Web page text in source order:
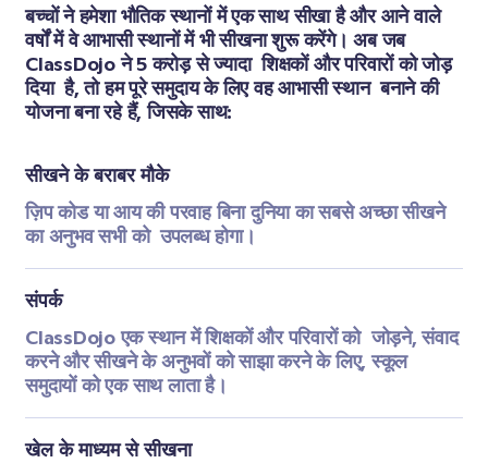
बच्चों ने हमेशा भौतिक स्थानों में एक साथ सीखा है और आने वाले
वर्षों में वे आभासी स्थानों में भी सीखना शुरू करेंगे। अब जब
ClassDojo ने 5 करोड़ से ज्यादा  शिक्षकों और परिवारों को जोड़
दिया  है, तो हम पूरे समुदाय के लिए वह आभासी स्थान  बनाने की
योजना बना रहे हैं, जिसके साथ:
सीखने के बराबर मौके
ज़िप कोड या आय की परवाह बिना दुनिया का सबसे अच्छा सीखने
का अनुभव सभी को  उपलब्ध होगा।
संपर्क
ClassDojo एक स्थान में शिक्षकों और परिवारों को  जोड़ने, संवाद
करने और सीखने के अनुभवों को साझा करने के लिए, स्कूल
समुदायों को एक साथ लाता है।
खेल के माध्यम से सीखना